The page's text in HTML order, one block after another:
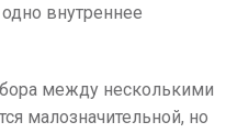
внутреннее
между несколькими
малозначительной, но